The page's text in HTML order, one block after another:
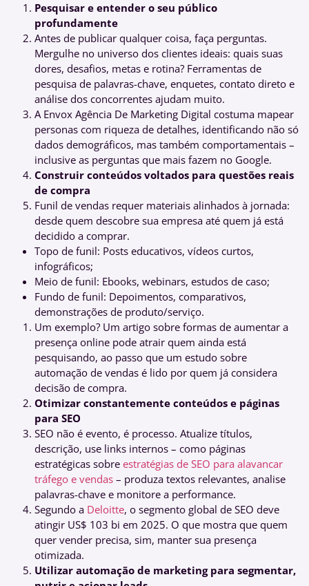
Pesquisar e entender o seu público
profundamente
Antes de publicar qualquer coisa, faça perguntas.
Mergulhe no universo dos clientes ideais: quais suas
dores, desafios, metas e rotina? Ferramentas de
pesquisa de palavras-chave, enquetes, contato direto e
análise dos concorrentes ajudam muito.
A Envox Agência De Marketing Digital costuma mapear
personas com riqueza de detalhes, identificando não só
dados demográficos, mas também comportamentais –
inclusive as perguntas que mais fazem no Google.
Construir conteúdos voltados para questões reais
de compra
Funil de vendas requer materiais alinhados à jornada:
desde quem descobre sua empresa até quem já está
decidido a comprar.
Topo de funil: Posts educativos, vídeos curtos,
infográficos;
Meio de funil: Ebooks, webinars, estudos de caso;
Fundo de funil: Depoimentos, comparativos,
demonstrações de produto/serviço.
Um exemplo? Um artigo sobre formas de aumentar a
presença online pode atrair quem ainda está
pesquisando, ao passo que um estudo sobre
automação de vendas é lido por quem já considera
decisão de compra.
Otimizar constantemente conteúdos e páginas
para SEO
SEO não é evento, é processo. Atualize títulos,
descrição, use links internos – como páginas
estratégicas sobre estratégias de SEO para alavancar
tráfego e vendas – produza textos relevantes, analise
palavras-chave e monitore a performance.
Segundo a Deloitte, o segmento global de SEO deve
atingir US$ 103 bi em 2025. O que mostra que quem
quer vender precisa, sim, manter sua presença
otimizada.
Utilizar automação de marketing para segmentar,